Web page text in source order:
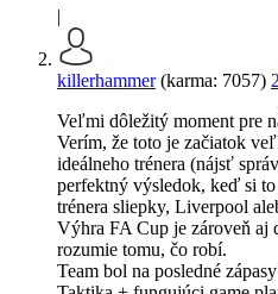
|
killerhammer(karma: 7057)
Veľmi dôležitý moment pre
Verím, že toto je začiatok
ideálneho trénera (nájsť
perfektný výsledok, keď si
trénera sliepky, Liverpool
Výhra FA Cup je zároveň aj
rozumie tomu, čo robí.
Team bol na posledné